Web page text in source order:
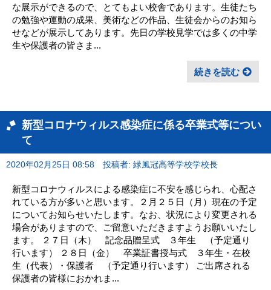
な展示ができるので、とてもよい校舎であります。生徒たち
の勉強や運動の成果、美術などの作品、生徒会からのお知ら
せなどが展示してあります。先日の学校見学では多くの中学
生や保護者の皆さま...
続きを読む
新型コロナウィルス感染症に係る卒業式等につい
て
2020年02月25日 08:58 投稿者: 緑風冠高等学校学校長
新型コロナウィルスによる感染症に不安を感じられ、心配さ
れている方が多いと思います。２月２５日（月）現在の予定
についてお知らせいたします。なお、状況により変更される
場合がありますので、ご留意いただきますようお願いいたし
ます。 ２７日（木） 記念品贈呈式 ３年生 （予定通り
行います） ２８日（金） 卒業証書授与式 ３年生・在校
生（代表）・保護者 （予定通り行います） ご出席される
保護者の皆様におかれま...